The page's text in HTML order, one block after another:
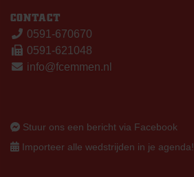
CONTACT
0591-670670
0591-621048
info@fcemmen.nl
Stuur ons een bericht via Facebook
Importeer alle wedstrijden in je agenda!